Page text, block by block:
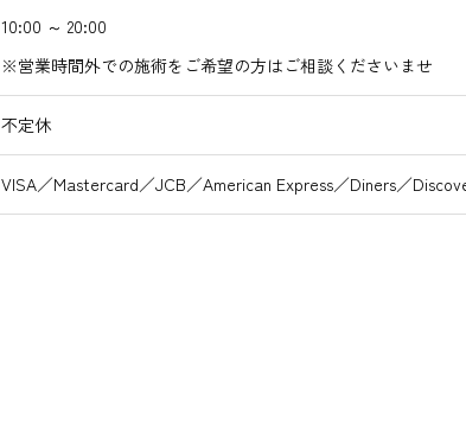
10:00 ～ 20:00
※営業時間外での施術をご希望の方はご相談くださいませ
不定休
VISA／Mastercard／JCB／American Express／Diners／